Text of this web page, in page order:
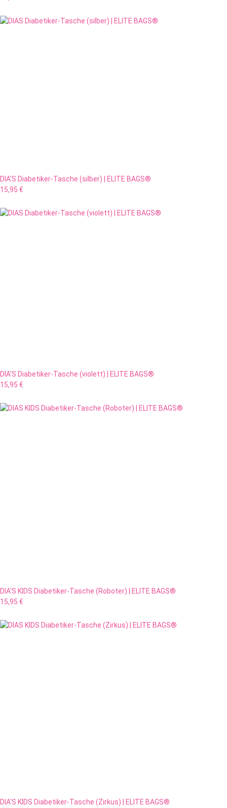
DIA'S Diabetiker-Tasche (silber) | ELITE BAGS®
15,95 €
DIA'S Diabetiker-Tasche (violett) | ELITE BAGS®
15,95 €
DIA'S KIDS Diabetiker-Tasche (Roboter) | ELITE BAGS®
15,95 €
DIA'S KIDS Diabetiker-Tasche (Zirkus) | ELITE BAGS®